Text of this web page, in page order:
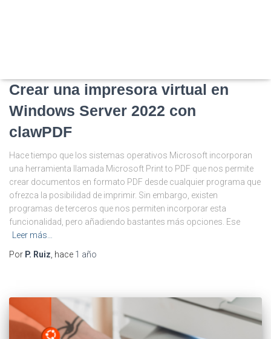
Crear una impresora virtual en
Windows Server 2022 con
clawPDF
Hace tiempo que los sistemas operativos Microsoft incorporan
una herramienta llamada Microsoft Print to PDF que nos permite
crear documentos en formato PDF desde cualquier programa que
ofrezca la posibilidad de imprimir. Sin embargo, existen
programas de terceros que nos permiten incorporar esta
funcionalidad, pero añadiendo bastantes más opciones. Ese
Leer más…
Por P. Ruiz , hace 1 año